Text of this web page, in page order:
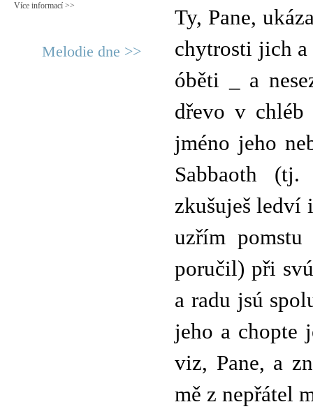
Více informací >>
Melodie dne >>
Ty, Pane,
chytrosti jich a
óběti _ a
dřevo v
jméno jeho
Sabbaoth
zkušuješ ledví
uzřím
poručil) při
a radu jsú
jeho a chopte
viz, Pane, a
mě z nepřátel